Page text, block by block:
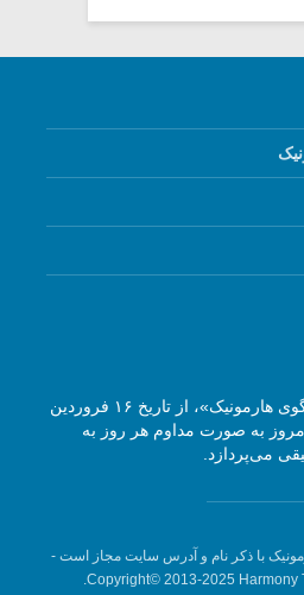
مجله آنلاین موسیقی «گفتگوی هارمونیک»، از تاریخ ۱۶ فروردین
تا امروز به صورت مداوم هر روز به
می‌پردازد.
با ذکر نام و آدرس سایت مجاز است -
Copyright© 2013-2025 Harmony